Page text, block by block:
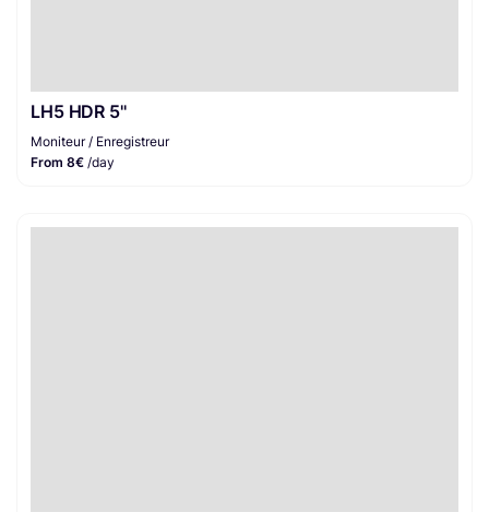
LH5 HDR 5''
Moniteur / Enregistreur
From 8€ /day